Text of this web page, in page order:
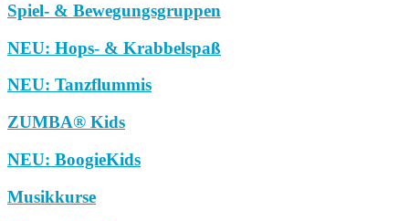
Spiel- & Bewegungsgruppen
NEU: Hops- & Krabbelspaß
NEU: Tanzflummis
ZUMBA® Kids
NEU: BoogieKids
Musikkurse